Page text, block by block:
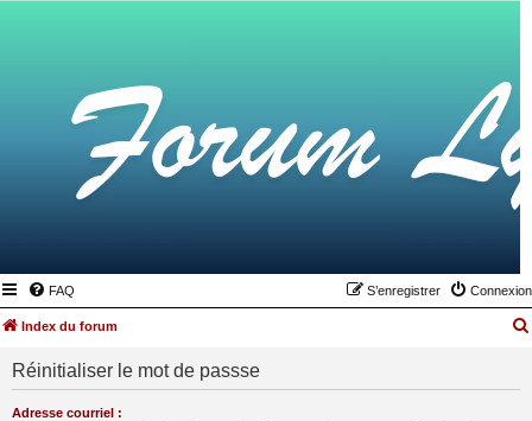
FAQ Connexion
S’enregistrer
Index du forum
Réinitialiser le mot de passse
Adresse courriel :